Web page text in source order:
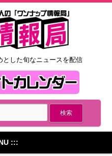
とした旬なニュースを配信
:::